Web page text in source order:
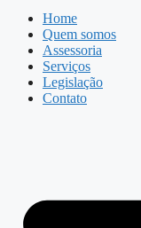
Home
Quem somos
Assessoria
Serviços
Legislação
Contato